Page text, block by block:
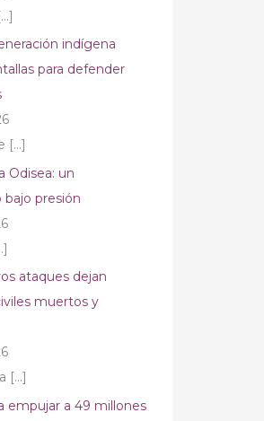
indígena
para defender
[…]
Odisea: un
bajo presión
ataques dejan
muertos y
[…]
empujar a 49 millones